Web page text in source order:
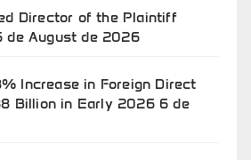
Director of the Plaintiff
de August de 2026
Increase in Foreign Direct
Billion in Early 2026 6 de